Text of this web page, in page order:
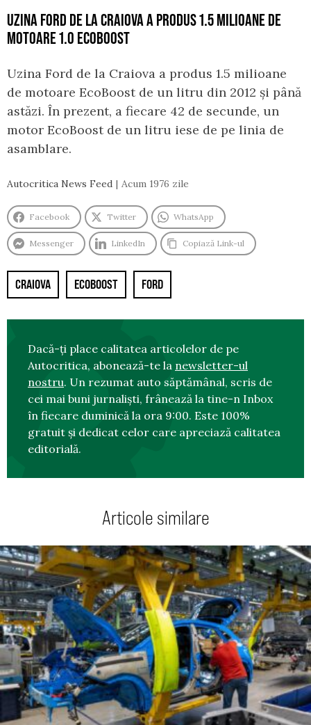
UZINA FORD DE LA CRAIOVA A PRODUS 1.5 MILIOANE DE
MOTOARE 1.0 ECOBOOST
Uzina Ford de la Craiova a produs 1.5 milioane
de motoare EcoBoost de un litru din 2012 și până
astăzi. În prezent, a fiecare 42 de secunde, un
motor EcoBoost de un litru iese de pe linia de
asamblare.
Autocritica News Feed Acum 1976 zile
Facebook Twitter WhatsApp
Messenger LinkedIn Copiază Link-ul
CRAIOVA ECOBOOST FORD
Dacă-ți place calitatea articolelor de pe
Autocritica, abonează-te la newsletter-ul
nostru. Un rezumat auto săptămânal, scris de
cei mai buni jurnaliști, frânează la tine-n Inbox
în fiecare duminică la ora 9:00. Este 100%
gratuit și dedicat celor care apreciază calitatea
editorială.
Articole similare